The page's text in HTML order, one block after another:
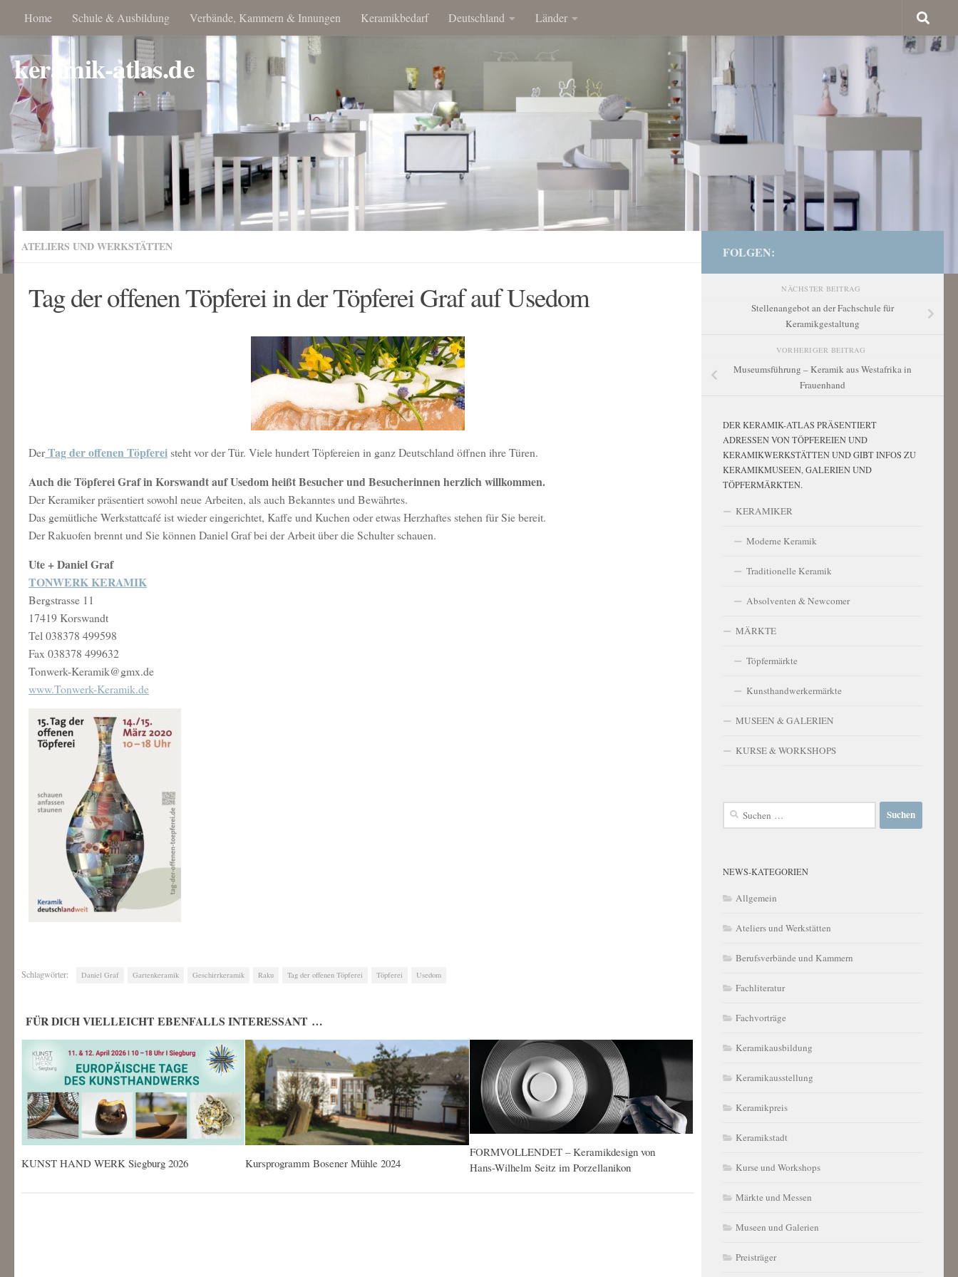
Home Schule & Ausbildung Verbände, Kammern & Innungen Keramikbedarf Deutschland Länder
keramik-atlas.de
ATELIERS UND WERKSTÄTTEN
Tag der offenen Töpferei in der Töpferei Graf auf Usedom
DerTag der offenen Töpfereisteht vor der Tür. Viele hundert Töpfereien in ganz Deutschland öffnen ihre Türen.
Auch die Töpferei Graf in Korswandt auf Usedom heißt Besucher und Besucherinnen herzlich willkommen.
Der Keramiker präsentiert sowohl neue Arbeiten, als auch Bekanntes und Bewährtes.
Das gemütliche Werkstattcafé ist wieder eingerichtet, Kaffe und Kuchen oder etwas Herzhaftes stehen für Sie bereit.
Der Rakuofen brennt und Sie können Daniel Graf bei der Arbeit über die Schulter schauen.
Ute + Daniel Graf
TONWERK KERAMIK
Bergstrasse 11
17419 Korswandt
Tel 038378 499598
Fax 038378 499632
Tonwerk-Keramik@gmx.de
www.Tonwerk-Keramik.de
Schlagwörter: Daniel Graf Gartenkeramik Geschirrkeramik Raku Tag der offenen Töpferei Töpferei Usedom
FÜR DICH VIELLEICHT EBENFALLS INTERESSANT …
KUNST HAND WERK Siegburg 2026 Kursprogramm Bosener Mühle 2024
FORMVOLLENDET – Keramikdesign von
Hans-Wilhelm Seitz im Porzellanikon
FOLGEN:
NÄCHSTER BEITRAG
Stellenangebot an der Fachschule für
Keramikgestaltung
VORHERIGER BEITRAG
Museumsführung – Keramik aus Westafrika in
Frauenhand
DER KERAMIK-ATLAS PRÄSENTIERT
ADRESSEN VON TÖPFEREIEN UND
KERAMIKWERKSTÄTTEN UND GIBT INFOS ZU
KERAMIKMUSEEN, GALERIEN UND
TÖPFERMÄRKTEN.
KERAMIKER
Moderne Keramik
Traditionelle Keramik
Absolventen & Newcomer
MÄRKTE
Töpfermärkte
Kunsthandwerkermärkte
MUSEEN & GALERIEN
KURSE & WORKSHOPS
Suchen
NEWS-KATEGORIEN
Allgemein
Ateliers und Werkstätten
Berufsverbände und Kammern
Fachliteratur
Fachvorträge
Keramikausbildung
Keramikausstellung
Keramikpreis
Keramikstadt
Kurse und Workshops
Märkte und Messen
Museen und Galerien
Preisträger